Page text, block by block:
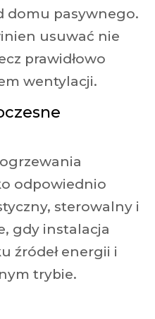
domu pasywnego.
usuwać nie
prawidłowo
wentylacji.
odpowiednio
sterowalny i
gdy instalacja
źródeł energii i
trybie.